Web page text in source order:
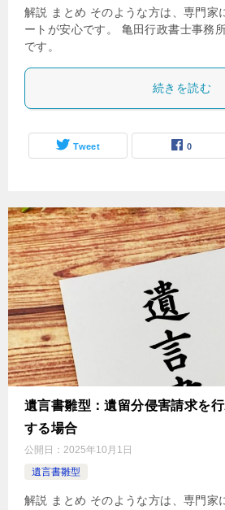
解説 まとめ そのような方は、専門家
ートが安心です。 亀田行政書士事務
です。
続きを読む
Tweet 0
遺言書雛型：遺留分侵害請求を
する場合
公開日： 2025年10月1日
遺言書雛型
解説 まとめ そのような方は、専門家